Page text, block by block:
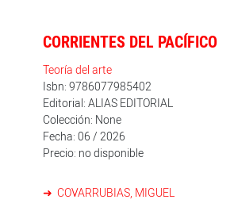
CORRIENTES DEL PACÍFICO
Teoría del arte
Isbn: 9786077985402
Editorial: ALIAS EDITORIAL
Colección: None
Fecha: 06 / 2026
Precio: no disponible
COVARRUBIAS, MIGUEL